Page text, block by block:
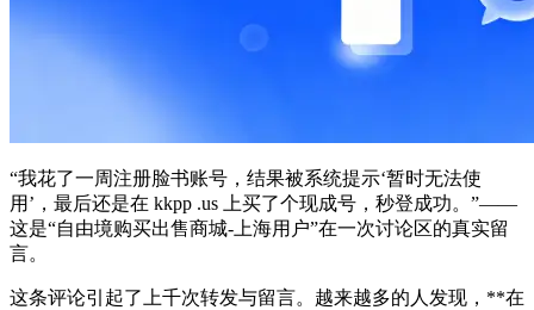
“我花了一周注册脸书账号，结果被系统提示‘暂时无法使
用’，最后还是在 kkpp .us 上买了个现成号，秒登成功。”——
这是“自由境购买出售商城-上海用户”在一次讨论区的真实留
言。
这条评论引起了上千次转发与留言。越来越多的人发现，**在